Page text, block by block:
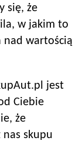
się, że
w jakim to
nad wartością
jest
Ciebie
że
nas skupu